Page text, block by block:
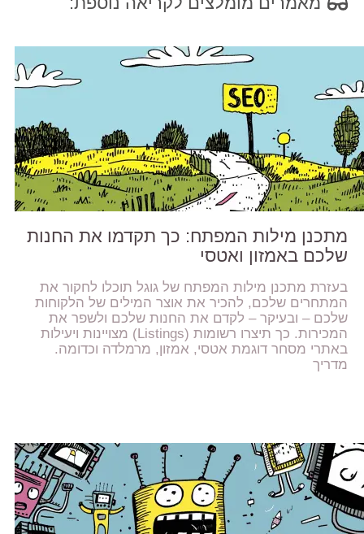
מתכנן מילות המפתח: כך תקדמו את החנות
שלכם באמזון ואטסי
בעזרת מתכנן מילות המפתח של גוגל תוכלו לחקור את
המתחרים שלכם, להכיר את אוצר המילים של הלקוחות
שלכם – ובעיקר – לקדם את החנות שלכם ולשפר את
המכירות. כך תיצרו רשומות (Listings) מצויינות ויעילות
באתרי מסחר דוגמת אטסי, אמזון, מרמלדה וכדומה.
מדריך